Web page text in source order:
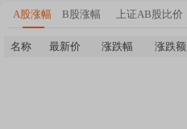
A股涨幅 B股涨幅 上证AB股比价
名称 最新价 涨跌幅 涨跌额